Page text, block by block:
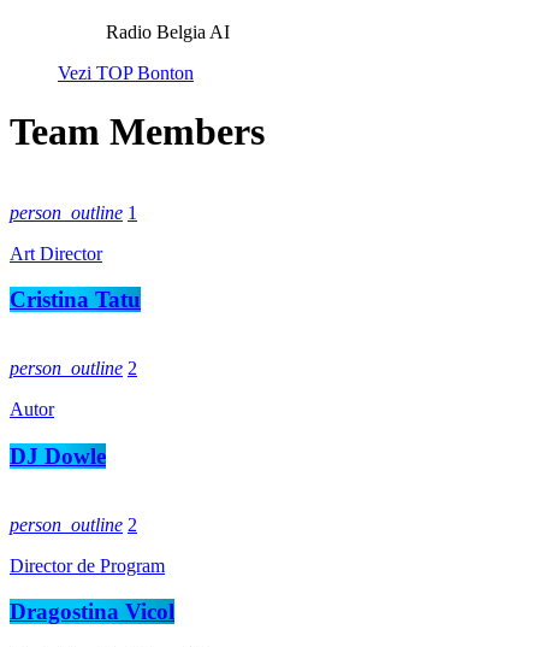
Radio Belgia AI
Vezi TOP Bonton
Team Members
person_outline 1
Art Director
Cristina Tatu
person_outline 2
Autor
DJ Dowle
person_outline 2
Director de Program
Dragostina Vicol